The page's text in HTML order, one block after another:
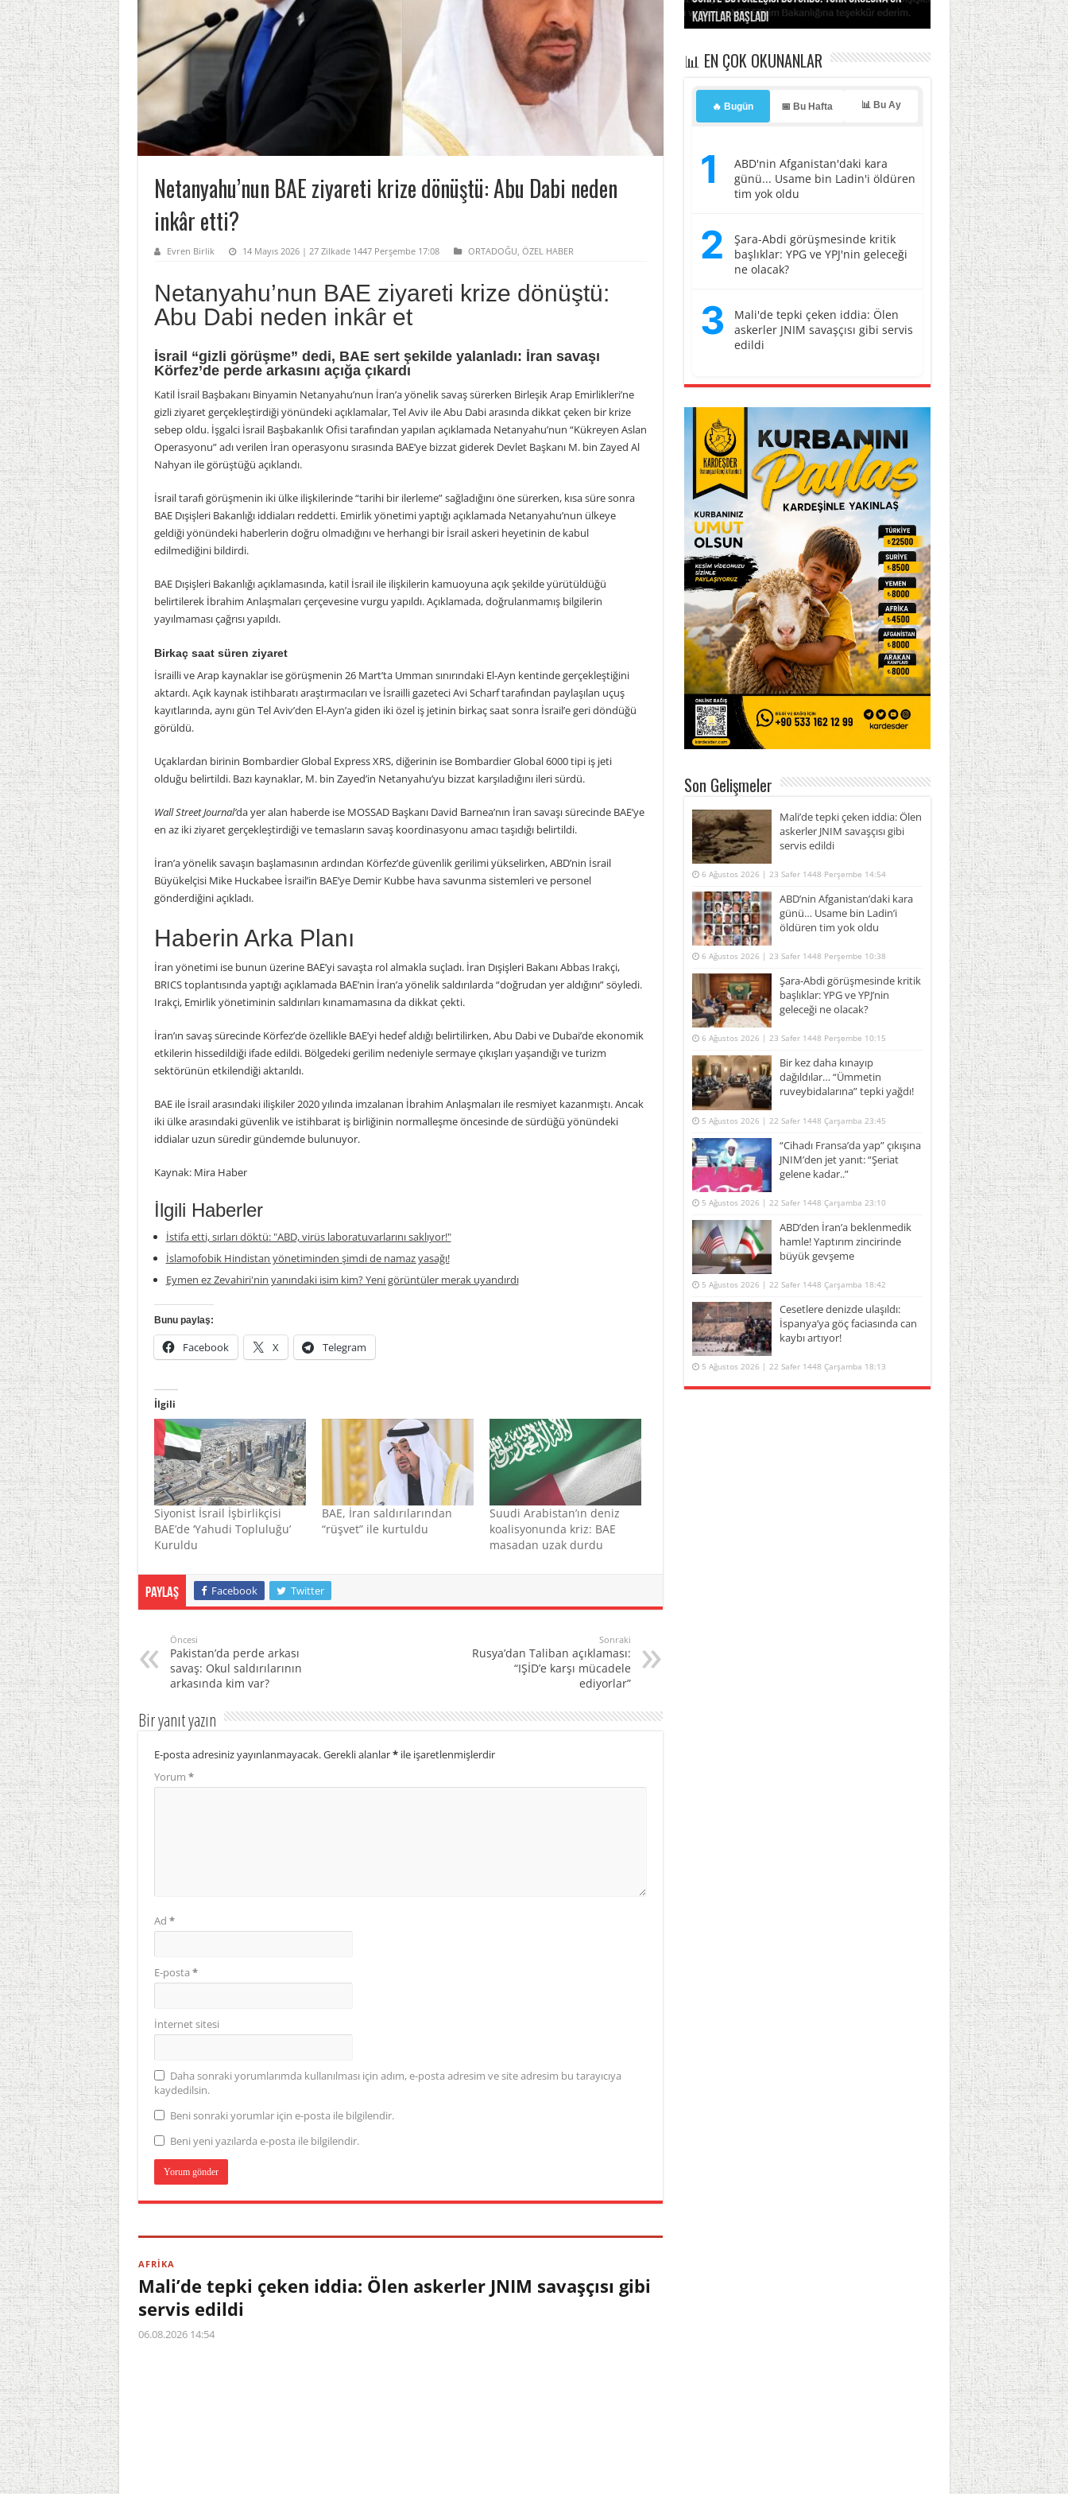
Netanyahu’nun BAE ziyareti krize dönüştü: Abu Dabi neden
inkâr etti?
Evren Birlik 14 Mayıs 2026 | 27 Zilkade 1447 Perşembe 17:08 ORTADOĞU, ÖZEL HABER
Netanyahu’nun BAE ziyareti krize dönüştü:
Abu Dabi neden inkâr et
İsrail “gizli görüşme” dedi, BAE sert şekilde yalanladı: İran savaşı
Körfez’de perde arkasını açığa çıkardı
Katil İsrail Başbakanı Binyamin Netanyahu’nun İran’a yönelik savaş sürerken Birleşik Arap Emirlikleri’ne
gizli ziyaret gerçekleştirdiği yönündeki açıklamalar, Tel Aviv ile Abu Dabi arasında dikkat çeken bir krize
sebep oldu. İşgalci İsrail Başbakanlık Ofisi tarafından yapılan açıklamada Netanyahu’nun “Kükreyen Aslan
Operasyonu” adı verilen İran operasyonu sırasında BAE’ye bizzat giderek Devlet Başkanı M. bin Zayed Al
Nahyan ile görüştüğü açıklandı.
İsrail tarafı görüşmenin iki ülke ilişkilerinde “tarihi bir ilerleme” sağladığını öne sürerken, kısa süre sonra
BAE Dışişleri Bakanlığı iddiaları reddetti. Emirlik yönetimi yaptığı açıklamada Netanyahu’nun ülkeye
geldiği yönündeki haberlerin doğru olmadığını ve herhangi bir İsrail askeri heyetinin de kabul
edilmediğini bildirdi.
BAE Dışişleri Bakanlığı açıklamasında, katil İsrail ile ilişkilerin kamuoyuna açık şekilde yürütüldüğü
belirtilerek İbrahim Anlaşmaları çerçevesine vurgu yapıldı. Açıklamada, doğrulanmamış bilgilerin
yayılmaması çağrısı yapıldı.
Birkaç saat süren ziyaret
İsrailli ve Arap kaynaklar ise görüşmenin 26 Mart’ta Umman sınırındaki El-Ayn kentinde gerçekleştiğini
aktardı. Açık kaynak istihbaratı araştırmacıları ve İsrailli gazeteci Avi Scharf tarafından paylaşılan uçuş
kayıtlarında, aynı gün Tel Aviv’den El-Ayn’a giden iki özel iş jetinin birkaç saat sonra İsrail’e geri döndüğü
görüldü.
Uçaklardan birinin Bombardier Global Express XRS, diğerinin ise Bombardier Global 6000 tipi iş jeti
olduğu belirtildi. Bazı kaynaklar, M. bin Zayed’in Netanyahu’yu bizzat karşıladığını ileri sürdü.
Wall Street Journal’da yer alan haberde ise MOSSAD Başkanı David Barnea’nın İran savaşı sürecinde BAE’ye
en az iki ziyaret gerçekleştirdiği ve temasların savaş koordinasyonu amacı taşıdığı belirtildi.
İran’a yönelik savaşın başlamasının ardından Körfez’de güvenlik gerilimi yükselirken, ABD’nin İsrail
Büyükelçisi Mike Huckabee İsrail’in BAE’ye Demir Kubbe hava savunma sistemleri ve personel
gönderdiğini açıkladı.
Haberin Arka Planı
İran yönetimi ise bunun üzerine BAE’yi savaşta rol almakla suçladı. İran Dışişleri Bakanı Abbas Irakçi,
BRICS toplantısında yaptığı açıklamada BAE’nin İran’a yönelik saldırılarda “doğrudan yer aldığını” söyledi.
Irakçi, Emirlik yönetiminin saldırıları kınamamasına da dikkat çekti.
İran’ın savaş sürecinde Körfez’de özellikle BAE’yi hedef aldığı belirtilirken, Abu Dabi ve Dubai’de ekonomik
etkilerin hissedildiği ifade edildi. Bölgedeki gerilim nedeniyle sermaye çıkışları yaşandığı ve turizm
sektörünün etkilendiği aktarıldı.
BAE ile İsrail arasındaki ilişkiler 2020 yılında imzalanan İbrahim Anlaşmaları ile resmiyet kazanmıştı. Ancak
iki ülke arasındaki güvenlik ve istihbarat iş birliğinin normalleşme öncesinde de sürdüğü yönündeki
iddialar uzun süredir gündemde bulunuyor.
Kaynak: Mira Haber
İlgili Haberler
İstifa etti, sırları döktü: "ABD, virüs laboratuvarlarını saklıyor!"
İslamofobik Hindistan yönetiminden şimdi de namaz yasağı!
Eymen ez Zevahiri'nin yanındaki isim kim? Yeni görüntüler merak uyandırdı
Bunu paylaş:
Facebook X Telegram
İlgili
Siyonist İsrail İşbirlikçisi
BAE’de ‘Yahudi Topluluğu’
Kuruldu
BAE, İran saldırılarından
“rüşvet” ile kurtuldu
Suudi Arabistan’ın deniz
koalisyonunda kriz: BAE
masadan uzak durdu
Paylaş Facebook Twitter
Öncesi
Pakistan’da perde arkası
savaş: Okul saldırılarının
arkasında kim var?
Sonraki
Rusya’dan Taliban açıklaması:
“IŞİD’e karşı mücadele
ediyorlar”
Bir yanıt yazın
E-posta adresiniz yayınlanmayacak.Gerekli alanlar*ile işaretlenmişlerdir
Yorum *
Ad *
E-posta *
İnternet sitesi
Daha sonraki yorumlarımda kullanılması için adım, e-posta adresim ve site adresim bu tarayıcıya
kaydedilsin.
Beni sonraki yorumlar için e-posta ile bilgilendir.
Beni yeni yazılarda e-posta ile bilgilendir.
AFRİKA
Mali’de tepki çeken iddia: Ölen askerler JNIM savaşçısı gibi
servis edildi
06.08.2026 14:54
kayıtlar başladı
basıldı, kabus yaşatıldı!
siviller hedef oldu!
“Operasyonu başlatıyoruz”
işgali
📊 EN ÇOK OKUNANLAR
🔥 Bugün 📅 Bu Hafta 📊 Bu Ay
1
ABD'nin Afganistan'daki kara
günü... Usame bin Ladin'i öldüren
tim yok oldu
2
Şara-Abdi görüşmesinde kritik
başlıklar: YPG ve YPJ'nin geleceği
ne olacak?
3
Mali'de tepki çeken iddia: Ölen
askerler JNIM savaşçısı gibi servis
edildi
Son Gelişmeler
Mali’de tepki çeken iddia: Ölen
askerler JNIM savaşçısı gibi
servis edildi
6 Ağustos 2026 | 23 Safer 1448 Perşembe 14:54
ABD’nin Afganistan’daki kara
günü… Usame bin Ladin’i
öldüren tim yok oldu
6 Ağustos 2026 | 23 Safer 1448 Perşembe 10:38
Şara-Abdi görüşmesinde kritik
başlıklar: YPG ve YPJ’nin
geleceği ne olacak?
6 Ağustos 2026 | 23 Safer 1448 Perşembe 10:15
Bir kez daha kınayıp
dağıldılar… “Ümmetin
ruveybidalarına” tepki yağdı!
5 Ağustos 2026 | 22 Safer 1448 Çarşamba 23:45
“Cihadı Fransa’da yap” çıkışına
JNIM’den jet yanıt: “Şeriat
gelene kadar..”
5 Ağustos 2026 | 22 Safer 1448 Çarşamba 23:10
ABD’den İran’a beklenmedik
hamle! Yaptırım zincirinde
büyük gevşeme
5 Ağustos 2026 | 22 Safer 1448 Çarşamba 18:42
Cesetlere denizde ulaşıldı:
İspanya’ya göç faciasında can
kaybı artıyor!
5 Ağustos 2026 | 22 Safer 1448 Çarşamba 18:13